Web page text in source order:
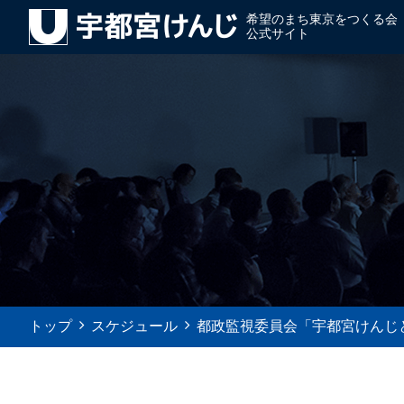
希望のまち東京をつくる会
公式サイト
トップ スケジュール 都政監視委員会「宇都宮けん